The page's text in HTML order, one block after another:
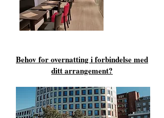
Behov for overnatting i forbindelse med
ditt arrangement?